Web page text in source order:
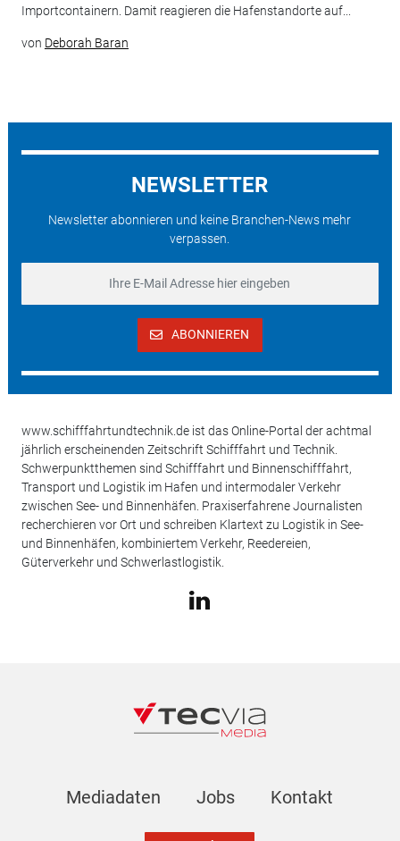
Importcontainern. Damit reagieren die Hafenstandorte auf...
von Deborah Baran
NEWSLETTER
Newsletter abonnieren und keine Branchen-News mehr
verpassen.
ABONNIEREN
www.schifffahrtundtechnik.de ist das Online-Portal der achtmal
jährlich erscheinenden Zeitschrift Schifffahrt und Technik.
Schwerpunktthemen sind Schifffahrt und Binnenschifffahrt,
Transport und Logistik im Hafen und intermodaler Verkehr
zwischen See- und Binnenhäfen. Praxiserfahrene Journalisten
recherchieren vor Ort und schreiben Klartext zu Logistik in See-
und Binnenhäfen, kombiniertem Verkehr, Reedereien,
Güterverkehr und Schwerlastlogistik.
Mediadaten Jobs Kontakt